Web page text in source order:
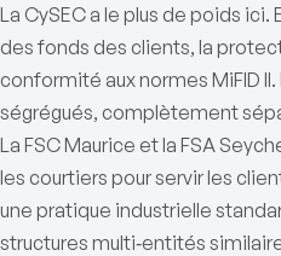
La CySEC a le plus de poids ici.
des fonds des clients, la
conformité aux normes MiFID
ségrégués, complètement
La FSC Maurice et la FSA
les courtiers pour servir les
une pratique industrielle
structures multi‑entités